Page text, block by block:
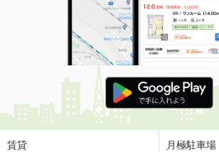
専有面積 51.67m²
間取り
2DK
新潟県新潟市中央区笹口１丁目
価 格
4万円
住 所
新潟県新潟市中央区
専有面積
賃貸 月極駐車場